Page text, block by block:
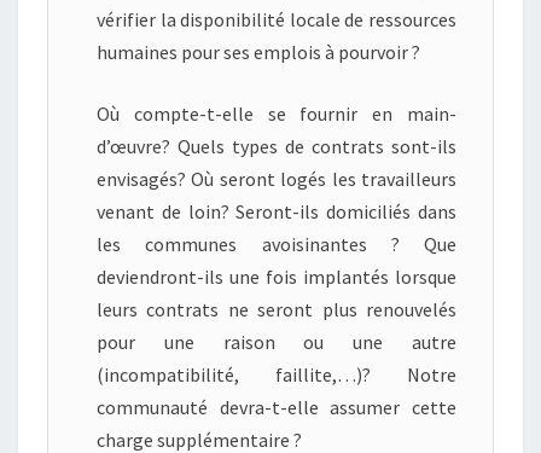
vérifier la disponibilité locale de ressources
humaines pour ses emplois à pourvoir ?
Où compte-t-elle se fournir en main-
d’œuvre? Quels types de contrats sont-ils
envisagés? Où seront logés les travailleurs
venant de loin? Seront-ils domiciliés dans
les communes avoisinantes ? Que
deviendront-ils une fois implantés lorsque
leurs contrats ne seront plus renouvelés
pour une raison ou une autre
(incompatibilité, faillite,…)? Notre
communauté devra-t-elle assumer cette
charge supplémentaire ?